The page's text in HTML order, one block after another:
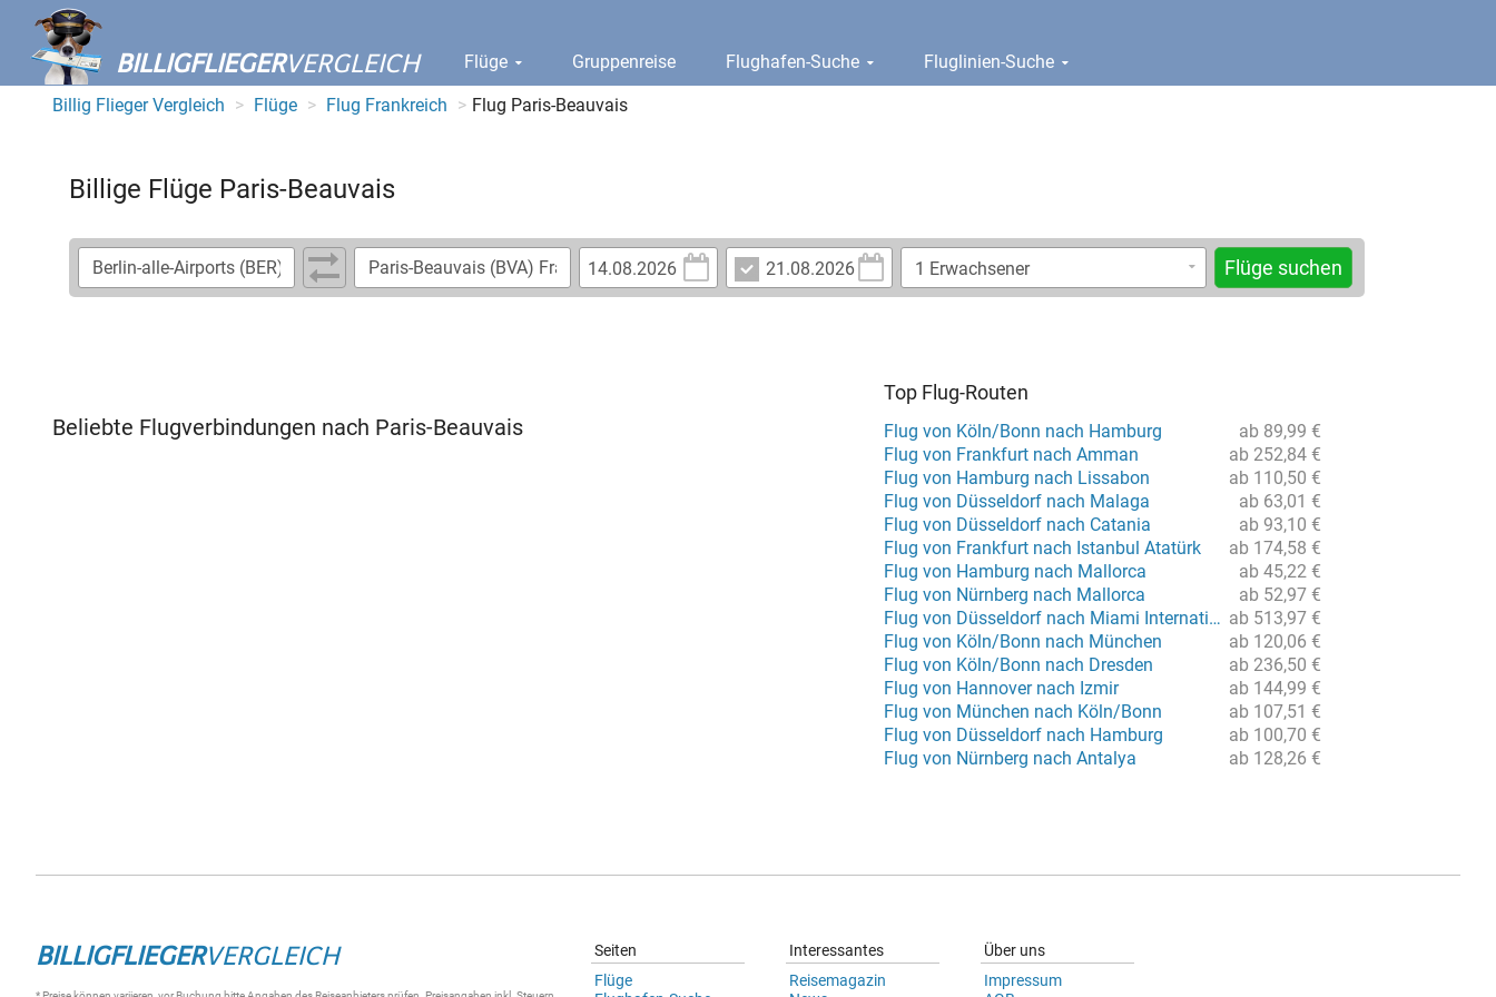
BILLIGFLIEGERVERGLEICH Flüge Gruppenreise Flughafen-Suche Fluglinien-Suche
Billig Flieger Vergleich Flüge Flug Frankreich Flug Paris-Beauvais
Billige Flüge Paris-Beauvais
Flüge suchen
Beliebte Flugverbindungen nach Paris-Beauvais
Top Flug-Routen
ab 89,99 €
Flug von Köln/Bonn nach Hamburg
ab 252,84 €
Flug von Frankfurt nach Amman
ab 110,50 €
Flug von Hamburg nach Lissabon
ab 63,01 €
Flug von Düsseldorf nach Malaga
ab 93,10 €
Flug von Düsseldorf nach Catania
ab 174,58 €
Flug von Frankfurt nach Istanbul Atatürk
ab 45,22 €
Flug von Hamburg nach Mallorca
ab 52,97 €
Flug von Nürnberg nach Mallorca
ab 513,97 €
Flug von Düsseldorf nach Miami International
ab 120,06 €
Flug von Köln/Bonn nach München
ab 236,50 €
Flug von Köln/Bonn nach Dresden
ab 144,99 €
Flug von Hannover nach Izmir
ab 107,51 €
Flug von München nach Köln/Bonn
ab 100,70 €
Flug von Düsseldorf nach Hamburg
ab 128,26 €
Flug von Nürnberg nach Antalya
BILLIGFLIEGERVERGLEICH
Seiten
Flüge
Interessantes
Reisemagazin
Über uns
Impressum